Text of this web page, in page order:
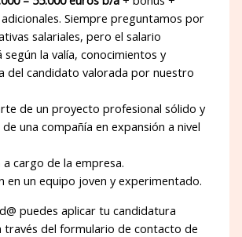
Siempre preguntamos por
salariales, pero el salario
según la valía, conocimientos y
del candidato valorada por nuestro
de un proyecto profesional sólido y
una compañía en expansión a nivel
a cargo de la empresa.
en un equipo joven y experimentado.
puedes aplicar tu candidatura
través del formulario de contacto de